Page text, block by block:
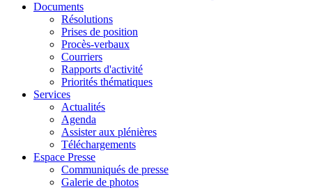
Documents
Résolutions
Prises de position
Procès-verbaux
Courriers
Rapports d'activité
Priorités thématiques
Services
Actualités
Agenda
Assister aux plénières
Téléchargements
Espace Presse
Communiqués de presse
Galerie de photos